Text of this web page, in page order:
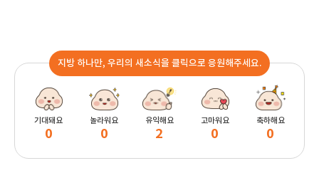
지방 하나만, 우리의 새소식을 클릭으로 응원해주세요.
기대돼요
0
놀라워요
0
유익해요
2
고마워요
0
축하해요
0